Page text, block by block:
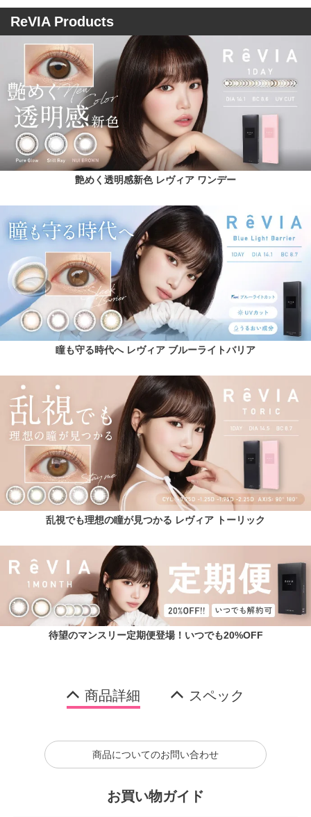
ReVIA Products
艶めく透明感新色 レヴィア ワンデー
瞳も守る時代へ レヴィア ブルーライトバリア
乱視でも理想の瞳が見つかる レヴィア トーリック
待望のマンスリー定期便登場！いつでも20%OFF
商品詳細 スペック
商品についてのお問い合わせ
お買い物ガイド